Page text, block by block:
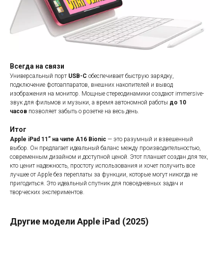
Всегда на связи
Универсальный порт USB-C обеспечивает быструю зарядку,
подключение фотоаппаратов, внешних накопителей и вывод
изображения на монитор. Мощные стереодинамики создают immersive-
звук для фильмов и музыки, а время автономной работы до 10
часов позволяет забыть о розетке на весь день.
Итог
Apple iPad 11” на чипе A16 Bionic — это разумный и взвешенный
выбор. Он предлагает идеальный баланс между производительностью,
современным дизайном и доступной ценой. Этот планшет создан для тех,
кто ценит надежность, простоту использования и хочет получить все
лучшее от Apple без переплаты за функции, которые могут никогда не
пригодиться. Это идеальный спутник для повседневных задач и
творческих экспериментов.
Другие модели Apple iPad (2025)